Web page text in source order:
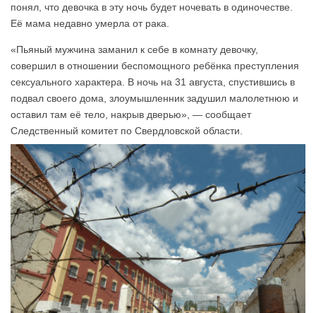
понял, что девочка в эту ночь будет ночевать в одиночестве.
Её мама недавно умерла от рака.
«Пьяный мужчина заманил к себе в комнату девочку,
совершил в отношении беспомощного ребёнка преступления
сексуального характера. В ночь на 31 августа, спустившись в
подвал своего дома, злоумышленник задушил малолетнюю и
оставил там её тело, накрыв дверью», — сообщает
Следственный комитет по Свердловской области.